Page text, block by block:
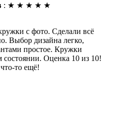
: ★ ★ ★ ★ ★
с фото. Сделали всё
Выбор дизайна легко,
простое. Кружки
Оценка 10 из 10!
то ещё!